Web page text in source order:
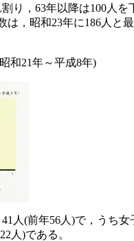
り，63年以降は100人
，昭和23年に186人と
和21年～平成8年)
人(前年56人)で，うち女
人)である。